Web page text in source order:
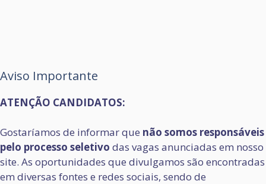
Aviso Importante
ATENÇÃO CANDIDATOS:
Gostaríamos de informar que não somos responsáveis
pelo processo seletivo das vagas anunciadas em nosso
site. As oportunidades que divulgamos são encontradas
em diversas fontes e redes sociais, sendo de